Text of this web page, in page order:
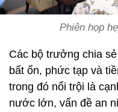
Phiên họp
Các bộ trưởng chia
bất ổn, phức tạp và
trong đó nổi trội là
nước lớn, vấn đề an